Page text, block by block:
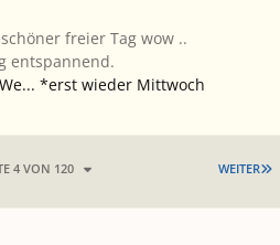
freier Tag wow ..
entspannend.
*erst wieder Mittwoch
WEITER
4 VON 120